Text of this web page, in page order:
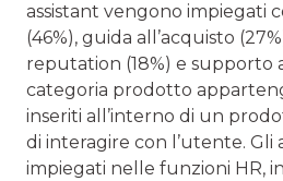
assistant vengono impiegati
(46%), guida all’acquisto
reputation (18%) e supporto
categoria prodotto
inseriti all’interno di un
di interagire con l’utente. Gli
impiegati nelle funzioni HR,